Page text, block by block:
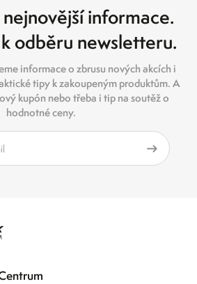
informace.
odběru newsletteru.
informace o zbrusu nových akcích i
tipy k zakoupeným produktům. A
kupón nebo třeba i tip na soutěž o
hodnotné ceny.